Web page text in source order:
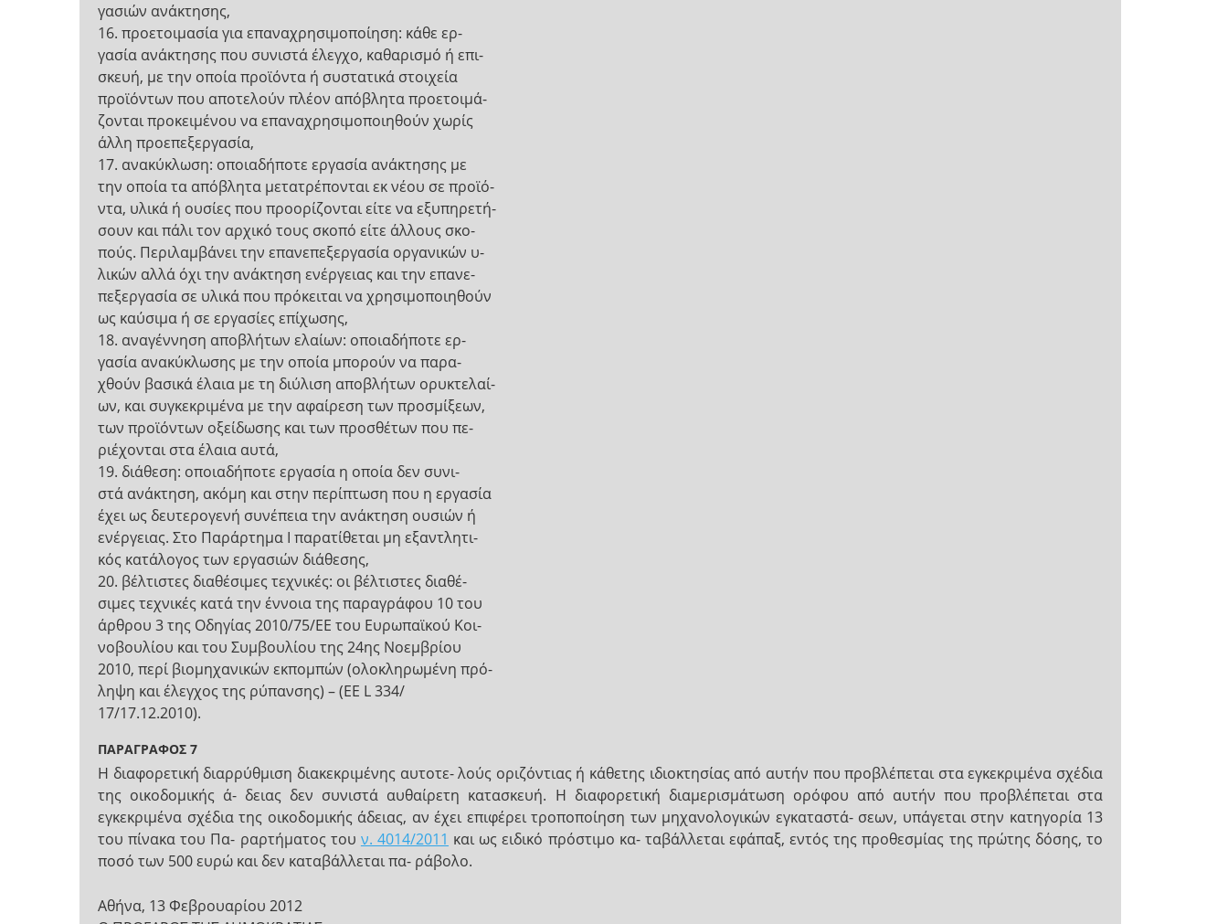
γασιών ανάκτησης,
16. προετοιμασία για επαναχρησιμοποίηση: κάθε ερ-
γασία ανάκτησης που συνιστά έλεγχο, καθαρισμό ή επι-
σκευή, με την οποία προϊόντα ή συστατικά στοιχεία
προϊόντων που αποτελούν πλέον απόβλητα προετοιμά-
ζονται προκειμένου να επαναχρησιμοποιηθούν χωρίς
άλλη προεπεξεργασία,
17. ανακύκλωση: οποιαδήποτε εργασία ανάκτησης με
την οποία τα απόβλητα μετατρέπονται εκ νέου σε προϊό-
ντα, υλικά ή ουσίες που προορίζονται είτε να εξυπηρετή-
σουν και πάλι τον αρχικό τους σκοπό είτε άλλους σκο-
πούς. Περιλαμβάνει την επανεπεξεργασία οργανικών υ-
λικών αλλά όχι την ανάκτηση ενέργειας και την επανε-
πεξεργασία σε υλικά που πρόκειται να χρησιμοποιηθούν
ως καύσιμα ή σε εργασίες επίχωσης,
18. αναγέννηση αποβλήτων ελαίων: οποιαδήποτε ερ-
γασία ανακύκλωσης με την οποία μπορούν να παρα-
χθούν βασικά έλαια με τη διύλιση αποβλήτων ορυκτελαί-
ων, και συγκεκριμένα με την αφαίρεση των προσμίξεων,
των προϊόντων οξείδωσης και των προσθέτων που πε-
ριέχονται στα έλαια αυτά,
19. διάθεση: οποιαδήποτε εργασία η οποία δεν συνι-
στά ανάκτηση, ακόμη και στην περίπτωση που η εργασία
έχει ως δευτερογενή συνέπεια την ανάκτηση ουσιών ή
ενέργειας. Στο Παράρτημα Ι παρατίθεται μη εξαντλητι-
κός κατάλογος των εργασιών διάθεσης,
20. βέλτιστες διαθέσιμες τεχνικές: οι βέλτιστες διαθέ-
σιμες τεχνικές κατά την έννοια της παραγράφου 10 του
άρθρου 3 της Οδηγίας 2010/75/ΕΕ του Ευρωπαϊκού Κοι-
νοβουλίου και του Συμβουλίου της 24ης Νοεμβρίου
2010, περί βιομηχανικών εκπομπών (ολοκληρωμένη πρό-
ληψη και έλεγχος της ρύπανσης) – (EE L 334/
17/17.12.2010).
ΠΑΡΑΓΡΑΦΟΣ 7
Η διαφορετική διαρρύθμιση διακεκριμένης αυτοτε- λούς οριζόντιας ή κάθετης ιδιοκτησίας από αυτήν που προβλέπεται στα εγκεκριμένα σχέδια
της οικοδομικής ά- δειας δεν συνιστά αυθαίρετη κατασκευή. Η διαφορετική διαμερισμάτωση ορόφου από αυτήν που προβλέπεται στα
εγκεκριμένα σχέδια της οικοδομικής άδειας, αν έχει επιφέρει τροποποίηση των μηχανολογικών εγκαταστά- σεων, υπάγεται στην κατηγορία 13
του πίνακα του Πα- ραρτήματος του ν. 4014/2011 και ως ειδικό πρόστιμο κα- ταβάλλεται εφάπαξ, εντός της προθεσμίας της πρώτης δόσης, το
ποσό των 500 ευρώ και δεν καταβάλλεται πα- ράβολο.
Αθήνα, 13 Φεβρουαρίου 2012